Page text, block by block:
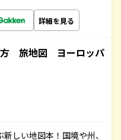
詳細を見る
方 旅地図 ヨーロッパ
しい地図本！国境や州、